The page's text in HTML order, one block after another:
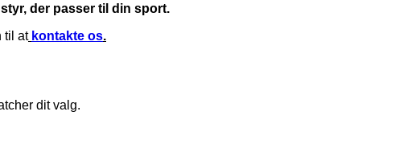
der passer til din sport.
til at kontakte os.
dit valg.